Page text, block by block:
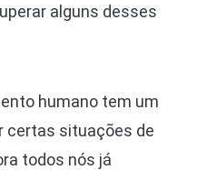
alguns desses
humano tem um
certas situações de
todos nós já